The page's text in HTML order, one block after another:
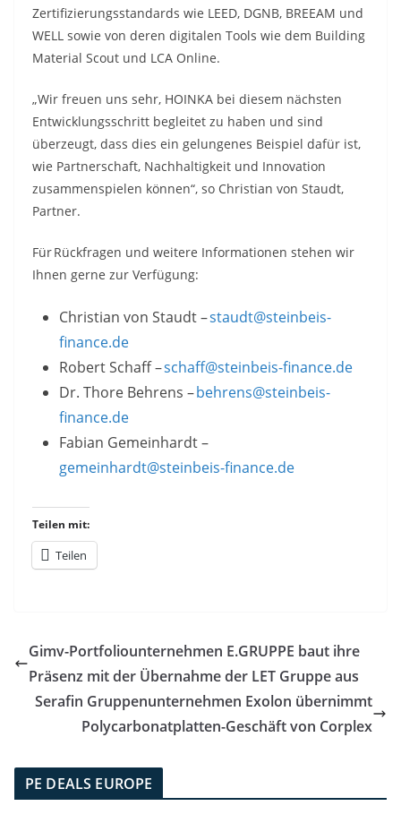
Zertifizierungsstandards wie LEED, DGNB, BREEAM und
WELL sowie von deren digitalen Tools wie dem Building
Material Scout und LCA Online.
„Wir freuen uns sehr, HOINKA bei diesem nächsten
Entwicklungsschritt begleitet zu haben und sind
überzeugt, dass dies ein gelungenes Beispiel dafür ist,
wie Partnerschaft, Nachhaltigkeit und Innovation
zusammenspielen können“, so Christian von Staudt,
Partner.
Für Rückfragen und weitere Informationen stehen wir
Ihnen gerne zur Verfügung:
Christian von Staudt –staudt@steinbeis-
finance.de
Robert Schaff –schaff@steinbeis-finance.de
Dr. Thore Behrens –behrens@steinbeis-
finance.de
Fabian Gemeinhardt –
gemeinhardt@steinbeis-finance.de
Teilen mit:
Teilen
Gimv-Portfoliounternehmen E.GRUPPE baut ihre
Präsenz mit der Übernahme der LET Gruppe aus
Serafin Gruppenunternehmen Exolon übernimmt
Polycarbonatplatten-Geschäft von Corplex
PE DEALS EUROPE